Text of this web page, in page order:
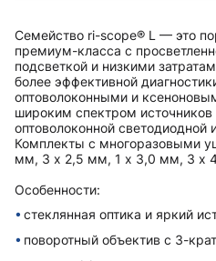
Семейство ri-scope® L — это
премиум-класса с
подсветкой и низкими
более эффективной
оптоволоконными и
широким спектром источников
оптоволоконной светодиодной
Комплекты с многоразовыми
мм, 3 x 2,5 мм, 1 x 3,0 мм, 3 x
Особенности:
стеклянная оптика и яркий
поворотный объектив с 3-